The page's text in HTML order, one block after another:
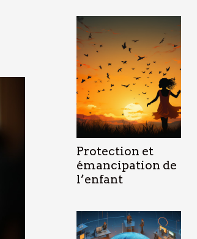
Protection et
émancipation de
l’enfant